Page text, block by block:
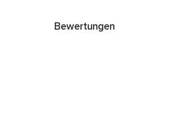
Bewertungen